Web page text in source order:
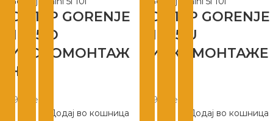
БОЈЛЕР GORENJE
MINI 5 O
ВИСОКОМОНТАЖ
ЕН
4.990
ден
Додај во кошница
БОЈЛЕР GORENJE
MINI 5 U
НИСКОМОНТАЖЕ
4.990
ден
Додај во кошница